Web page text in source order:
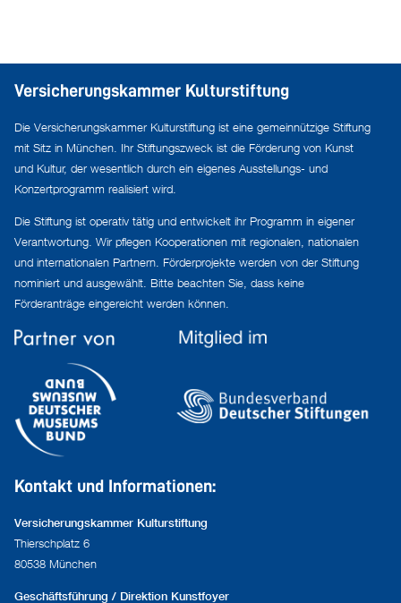
Versicherungskammer Kulturstiftung
Die Versicherungskammer Kulturstiftung ist eine gemeinnützige Stiftung
mit Sitz in München. Ihr Stiftungszweck ist die Förderung von Kunst
und Kultur, der wesentlich durch ein eigenes Ausstellungs- und
Konzertprogramm realisiert wird.
Die Stiftung ist operativ tätig und entwickelt ihr Programm in eigener
Verantwortung. Wir pflegen Kooperationen mit regionalen, nationalen
und internationalen Partnern. Förderprojekte werden von der Stiftung
nominiert und ausgewählt. Bitte beachten Sie, dass keine
Förderanträge eingereicht werden können.
Kontakt und Informationen:
Versicherungskammer Kulturstiftung
Thierschplatz 6
80538 München
Geschäftsführung / Direktion Kunstfoyer